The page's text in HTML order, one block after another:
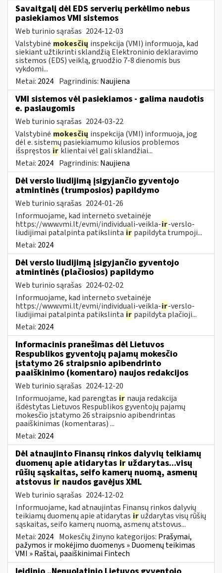
Savaitgalį dėl EDS serverių perkėlimo nebus
pasiekiamos VMI sistemos
Web turinio sąrašas 2024-12-03
Valstybinė mokesčių inspekcija (VMI) informuoja, kad
siekiant užtikrinti sklandžią Elektroninio deklaravimo
sistemos (EDS) veiklą, gruodžio 7-8 dienomis bus
vykdomi...
Metai: 2024 Pagrindinis: Naujiena
VMI sistemos vėl pasiekiamos - galima naudotis
e. paslaugomis
Web turinio sąrašas 2024-03-22
Valstybinė mokesčių inspekcija (VMI) informuoja, jog
dėl e. sistemų pasiekiamumo kilusios problemos
išspręstos ir klientai vėl gali sklandžiai...
Metai: 2024 Pagrindinis: Naujiena
Dėl verslo liudijimą įsigyjančio gyventojo
atmintinės (trumposios) papildymo
Web turinio sąrašas 2024-01-26
Informuojame, kad interneto svetainėje
https://www.vmi.lt/evmi/individuali-veikla-ir-verslo-
liudijimai patalpinta patikslinta ir papildyta trumpoji...
Metai: 2024
Dėl verslo liudijimą įsigyjančio gyventojo
atmintinės (plačiosios) papildymo
Web turinio sąrašas 2024-02-02
Informuojame, kad interneto svetainėje
https://www.vmi.lt/evmi/individuali-veikla-ir-verslo-
liudijimai patalpinta patikslinta ir papildyta plačioji...
Metai: 2024
Informacinis pranešimas dėl Lietuvos
Respublikos gyventojų pajamų mokesčio
įstatymo 26 straipsnio apibendrinto
paaiškinimo (komentaro) naujos redakcijos
Web turinio sąrašas 2024-12-20
Informuojame, kad parengtas ir nauja redakcija
išdėstytas Lietuvos Respublikos gyventojų pajamų
mokesčio įstatymo 26 straipsnio apibendrintas
paaiškinimas (komentaras) ...
Metai: 2024
Dėl atnaujinto Finansų rinkos dalyvių teikiamų
duomenų apie atidarytas ir uždarytas...visų
rūšių sąskaitas, seifo kamerų nuomą, asmenų
atstovus ir naudos gavėjus XML
Web turinio sąrašas 2024-12-02
Informuojame, kad atnaujintas Finansų rinkos dalyvių
teikiamų duomenų apie atidarytas iruždarytas visų rūšių
sąskaitas, seifo kamerų nuomą, asmenų atstovus...
Metai: 2024 Mokesčių žinyno kategorijos: Prašymai,
pažymos ir mokėjimo duomenys » Duomenų teikimas
VMI » Raštai, paaiškinimai Fintech